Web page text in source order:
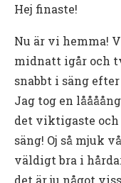
Hej finaste!
Nu är vi hemma!
midnatt igår och
snabbt i säng
Jag tog en
det viktigaste och
säng! Oj så mjuk
väldigt bra i
det är ju något